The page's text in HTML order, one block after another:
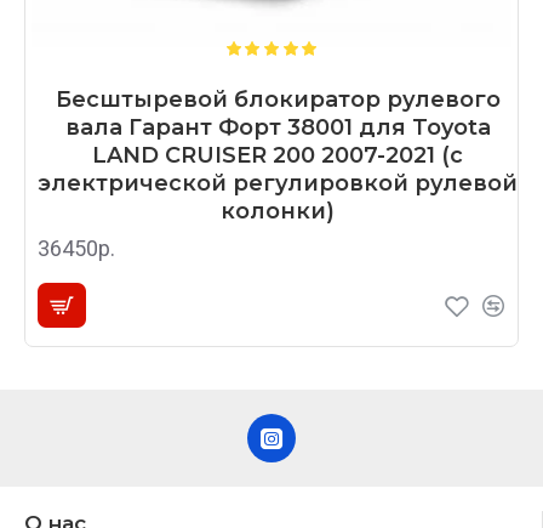
Бесштыревой блокиратор рулевого
вала Гарант Форт 38001 для Toyota
LAND CRUISER 200 2007-2021 (с
электрической регулировкой рулевой
колонки)
36450р.
О нас